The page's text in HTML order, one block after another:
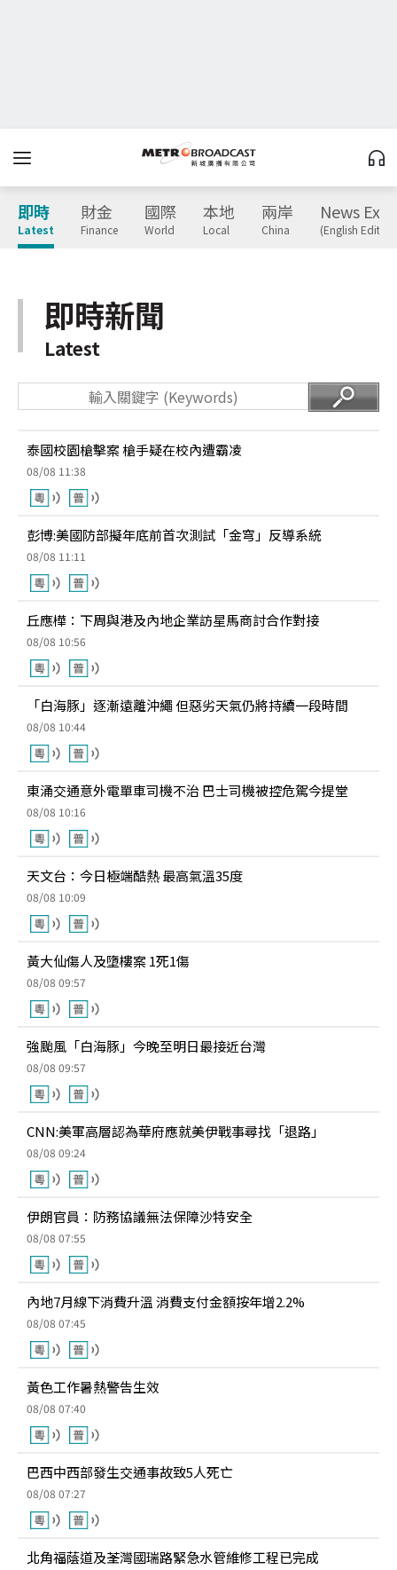
即時
Latest
財金
Finance
國際
World
本地
Local
兩岸
China
News
(English
即時新聞
Latest
泰國校園槍擊案 槍手疑在校內遭霸凌
08/08 11:38
彭博:美國防部擬年底前首次測試「金穹」反導系統
08/08 11:11
丘應樺：下周與港及內地企業訪星馬商討合作對接
08/08 10:56
「白海豚」逐漸遠離沖繩 但惡劣天氣仍將持續一段時間
08/08 10:44
東涌交通意外電單車司機不治 巴士司機被控危駕今提堂
08/08 10:16
天文台：今日極端酷熱 最高氣溫35度
08/08 10:09
黃大仙傷人及墮樓案 1死1傷
08/08 09:57
強颱風「白海豚」今晚至明日最接近台灣
08/08 09:57
CNN:美軍高層認為華府應就美伊戰事尋找「退路」
08/08 09:24
伊朗官員：防務協議無法保障沙特安全
08/08 07:55
內地7月線下消費升溫 消費支付金額按年增2.2%
08/08 07:45
黃色工作暑熱警告生效
08/08 07:40
巴西中西部發生交通事故致5人死亡
08/08 07:27
北角福蔭道及荃灣國瑞路緊急水管維修工程已完成